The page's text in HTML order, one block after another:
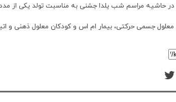
مراسم شب یلدا جشنی به مناسبت تولد یکی از